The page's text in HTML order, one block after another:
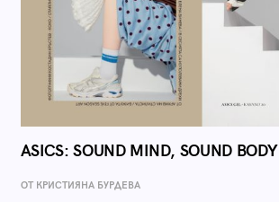
ASICS: SOUND MIND, SOUND BODY
ОТ КРИСТИЯНА БУРДЕВА